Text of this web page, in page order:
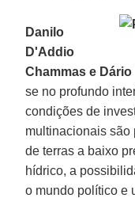
Danilo
D'Addio
Chammas e
se no profundo
condições de
multinacionais
de terras a baixo
hídrico, a
o mundo político e